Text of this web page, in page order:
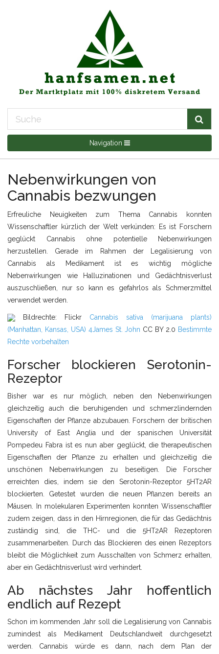
Navigation
Nebenwirkungen von
Cannabis bezwungen
Erfreuliche Neuigkeiten zum Thema Cannabis konnten
Wissenschaftler kürzlich der Welt verkünden: Es ist Forschern
geglückt Cannabis ohne potentielle Nebenwirkungen
herzustellen. Gerade im Rahmen der Legalisierung von
Cannabis als Medikament ist es wichtig mögliche
Nebenwirkungen wie Halluzinationen und Gedächtnisverlust
auszuschließen, nur so kann es gefahrlos als Schmerzmittel
verwendet werden.
Bildrechte: Flickr Cannabis sativa (marijuana plants)
(Manhattan, Kansas, USA) 4James St. John CC BY 2.0 Bestimmte
Rechte vorbehalten
Forscher blockieren Serotonin-
Rezeptor
Bisher war es nur möglich, neben den Nebenwirkungen
gleichzeitig auch die beruhigenden und schmerzlindernden
Eigenschaften der Pflanze abzubauen. Forschern der britischen
University of East Anglia und der spanischen Universität
Pompedeu Fabra ist es nun aber geglückt, die therapeutischen
Eigenschaften der Pflanze zu erhalten und gleichzeitig die
unschönen Nebenwirkungen zu beseitigen. Die Forscher
erreichten dies, indem sie den Serotonin-Rezeptor 5HT2AR
blockierten. Getestet wurden die neuen Pflanzen bereits an
Mäusen. In molekularen Experimenten konnten Wissenschaftler
zudem zeigen, dass in den Hirnregionen, die für das Gedächtnis
zuständig sind, die THC- und die 5HT2AR Rezeptoren
zusammenarbeiten. Durch das Blockieren des einen Rezeptors
bleibt die Möglichkeit zum Ausschalten von Schmerz erhalten,
aber ein Gedächtnisverlust wird verhindert.
Ab nächstes Jahr hoffentlich
endlich auf Rezept
Schon im kommenden Jahr soll die Legalisierung von Cannabis
zumindest als Medikament Deutschlandweit durchgesetzt
werden. Cannabis würde es dann, nach dem Plan der